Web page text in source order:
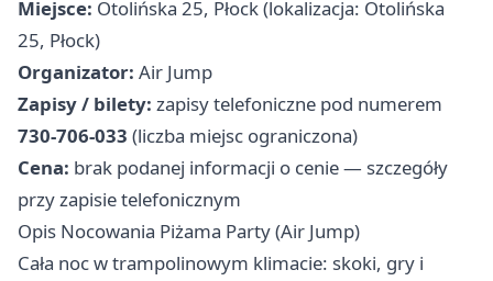
Miejsce: Otolińska 25, Płock (lokalizacja: Otolińska
25, Płock)
Organizator: Air Jump
Zapisy / bilety: zapisy telefoniczne pod numerem
730-706-033 (liczba miejsc ograniczona)
Cena: brak podanej informacji o cenie — szczegóły
przy zapisie telefonicznym
Opis Nocowania Piżama Party (Air Jump)
Cała noc w trampolinowym klimacie: skoki, gry i